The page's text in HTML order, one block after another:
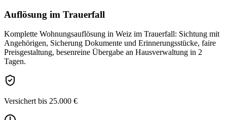
Auflösung im Trauerfall
Komplette Wohnungsauflösung in Weiz im Trauerfall: Sichtung mit
Angehörigen, Sicherung Dokumente und Erinnerungsstücke, faire
Preisgestaltung, besenreine Übergabe an Hausverwaltung in 2
Tagen.
Versichert bis 25.000 €